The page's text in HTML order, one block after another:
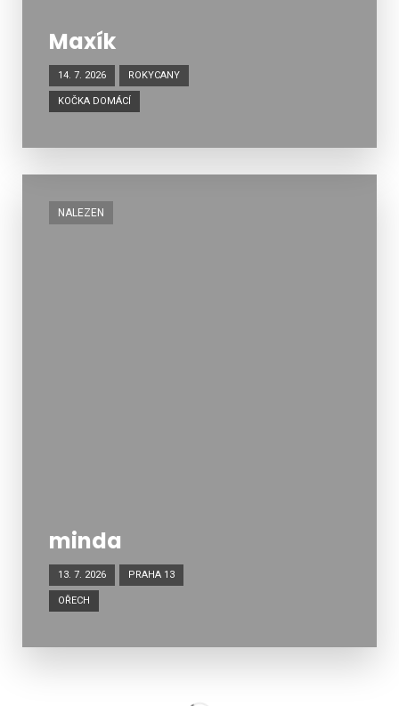
Maxík
14. 7. 2026 ROKYCANY
KOČKA DOMÁCÍ
NALEZEN
minda
13. 7. 2026 PRAHA 13
OŘECH